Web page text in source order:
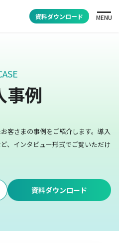
資料ダウンロード MENU
事例
客さまの事例をご紹介します。 導入
、インタビュー形式でご覧いただけ
資料ダウンロード